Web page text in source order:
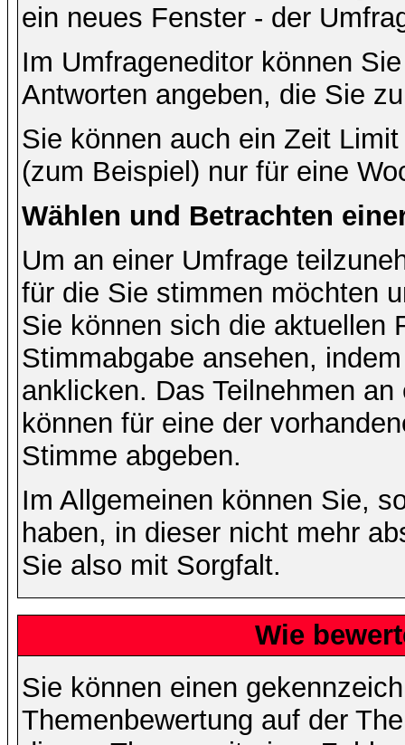
ein neues Fenster - der
Im Umfrageneditor können
Antworten angeben, die Sie
Sie können auch ein Zeit
(zum Beispiel) nur für eine
Wählen und Betrachten
Um an einer Umfrage
für die Sie stimmen möchten
Sie können sich die aktuellen
Stimmabgabe ansehen,
anklicken. Das Teilnehmen
können für eine der
Stimme abgeben.
Im Allgemeinen können Sie,
haben, in dieser nicht mehr
Sie also mit Sorgfalt.
Wie
Sie können einen
Themenbewertung auf der